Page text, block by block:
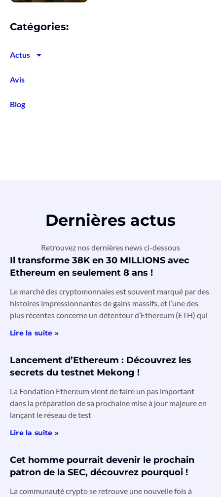
Catégories:
Actus
Avis
Blog
Dernières actus
Retrouvez nos dernières news ci-dessous
Il transforme 38K en 30 MILLIONS avec
Ethereum en seulement 8 ans !
Le marché des cryptomonnaies est souvent marqué par des
histoires impressionnantes de gains massifs, et l’une des
plus récentes concerne un détenteur d’Ethereum (ETH) qui
Lire la suite »
Lancement d’Ethereum : Découvrez les
secrets du testnet Mekong !
La Fondation Ethereum vient de faire un pas important
dans la préparation de sa prochaine mise à jour majeure en
lançant le réseau de test
Lire la suite »
Cet homme pourrait devenir le prochain
patron de la SEC, découvrez pourquoi !
La communauté crypto se retrouve une nouvelle fois à